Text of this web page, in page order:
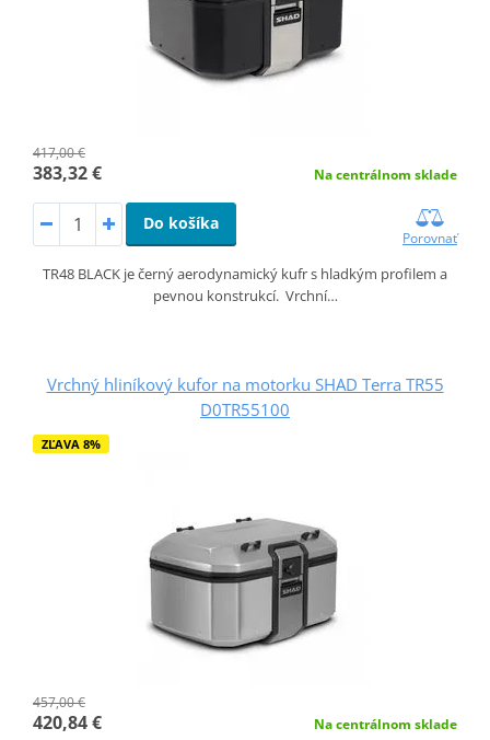
417,00 €
383,32 € Na centrálnom sklade
Do košíka
Porovnať
TR48 BLACK je černý aerodynamický kufr s hladkým profilem a
pevnou konstrukcí. Vrchní…
Vrchný hliníkový kufor na motorku SHAD Terra TR55
D0TR55100
ZĽAVA 8%
457,00 €
420,84 € Na centrálnom sklade